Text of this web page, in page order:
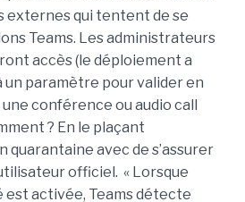
externes qui tentent de se
Teams. Les administrateurs
accès (le déploiement a
un paramètre pour valider en
conférence ou audio call
? En le plaçant
avec de s’assurer
utilisateur officiel. « Lorsque
activée, Teams détecte